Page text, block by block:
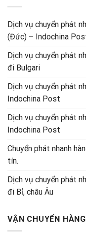
Dịch vụ chuyển phát
(Đức) – Indochina
Dịch vụ chuyển phát
đi Bulgari
Dịch vụ chuyển phát
Indochina Post
Dịch vụ chuyển phát
Indochina Post
Chuyển phát nhanh
tín.
Dịch vụ chuyển phát
đi Bỉ, châu Âu
VẬN CHUYỂN